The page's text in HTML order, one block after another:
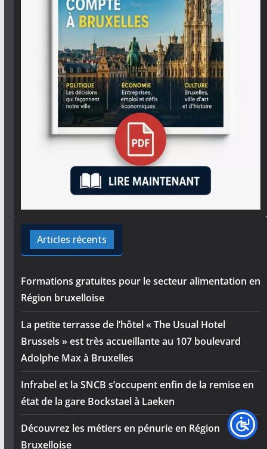
Articles récents
Formations gratuites pour le secteur alimentation en
Région bruxelloise
La petite terrasse de l’hôtel « The Usual Hotel
Brussels » est très accueillante au 107 boulevard
Adolphe Max à Bruxelles
Infrabel et la SNCB s’occupent enfin de la remise en
état de la gare Bockstael à Laeken
Découvrez les métiers en pénurie en Région
Bruxelloise